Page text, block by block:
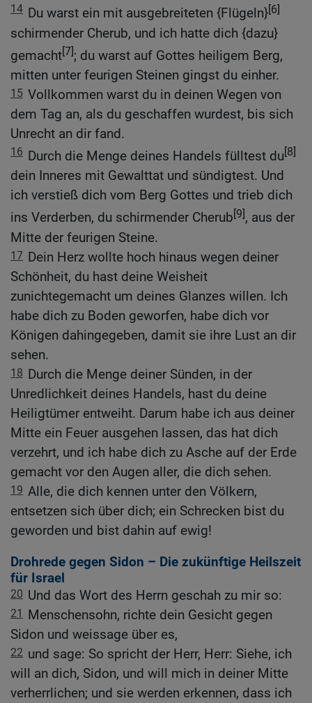
14 Du warst ein mit ausgebreiteten {Flügeln}[6]
schirmender Cherub, und ich hatte dich {dazu}
gemacht[7]; du warst auf Gottes heiligem Berg,
mitten unter feurigen Steinen gingst du einher.
15 Vollkommen warst du in deinen Wegen von
dem Tag an, als du geschaffen wurdest, bis sich
Unrecht an dir fand.
16 Durch die Menge deines Handels fülltest du[8]
dein Inneres mit Gewalttat und sündigtest. Und
ich verstieß dich vom Berg Gottes und trieb dich
ins Verderben, du schirmender Cherub[9], aus der
Mitte der feurigen Steine.
17 Dein Herz wollte hoch hinaus wegen deiner
Schönheit, du hast deine Weisheit
zunichtegemacht um deines Glanzes willen. Ich
habe dich zu Boden geworfen, habe dich vor
Königen dahingegeben, damit sie ihre Lust an dir
sehen.
18 Durch die Menge deiner Sünden, in der
Unredlichkeit deines Handels, hast du deine
Heiligtümer entweiht. Darum habe ich aus deiner
Mitte ein Feuer ausgehen lassen, das hat dich
verzehrt, und ich habe dich zu Asche auf der Erde
gemacht vor den Augen aller, die dich sehen.
19 Alle, die dich kennen unter den Völkern,
entsetzen sich über dich; ein Schrecken bist du
geworden und bist dahin auf ewig!
Drohrede gegen Sidon – Die zukünftige Heilszeit
für Israel
20 Und das Wort des Herrn geschah zu mir so:
21 Menschensohn, richte dein Gesicht gegen
Sidon und weissage über es,
22 und sage: So spricht der Herr, Herr: Siehe, ich
will an dich, Sidon, und will mich in deiner Mitte
verherrlichen; und sie werden erkennen, dass ich